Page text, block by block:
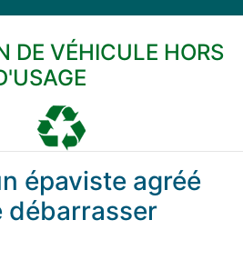
DE VÉHICULE HORS
épaviste agréé
débarrasser